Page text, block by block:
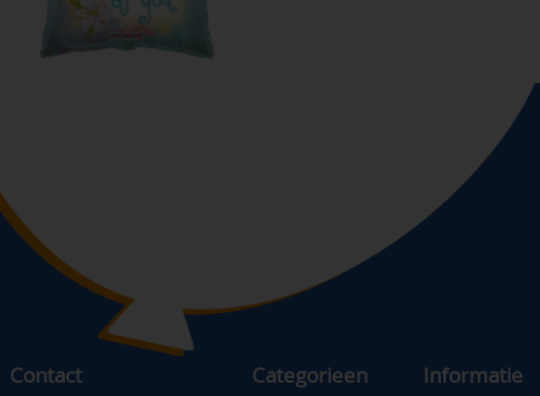
Contact Categorieen Informatie